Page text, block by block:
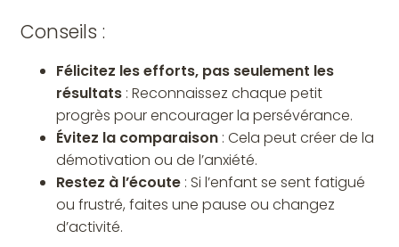
Conseils :
Félicitez les efforts, pas seulement les
résultats : Reconnaissez chaque petit
progrès pour encourager la persévérance.
Évitez la comparaison : Cela peut créer de la
démotivation ou de l’anxiété.
Restez à l’écoute : Si l’enfant se sent fatigué
ou frustré, faites une pause ou changez
d’activité.